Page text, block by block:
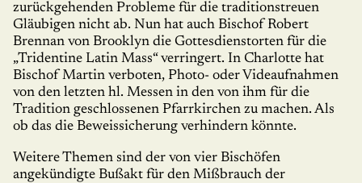
zurückge­henden Probleme für die tradi­tionstreuen
Gläubigen nicht ab. Nun hat auch Bischof Robert
Brennan von Brooklyn die Gottesdienstorten für die
„Tridentine Latin Mass“ verringert. In Charlotte hat
Bischof Mar­tin verboten, Photo- oder Videaufnahmen
von den letzten hl. Messen in den von ihm für die
Tradition geschlossenen Pfarrkirchen zu machen. Als
ob das die Beweissicherung verhindern könnte.
Weitere Themen sind der von vier Bischöfen
angekündigte Bußakt für den Mißbrauch der